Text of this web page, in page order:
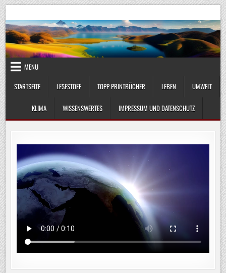
Skip
to
content
UmweltKlima.com
MENU
STARTSEITE
LESESTOFF TOPP PRINTBÜCHER LEBEN UMWELT
KLIMA WISSENSWERTES IMPRESSUM UND DATENSCHUTZ